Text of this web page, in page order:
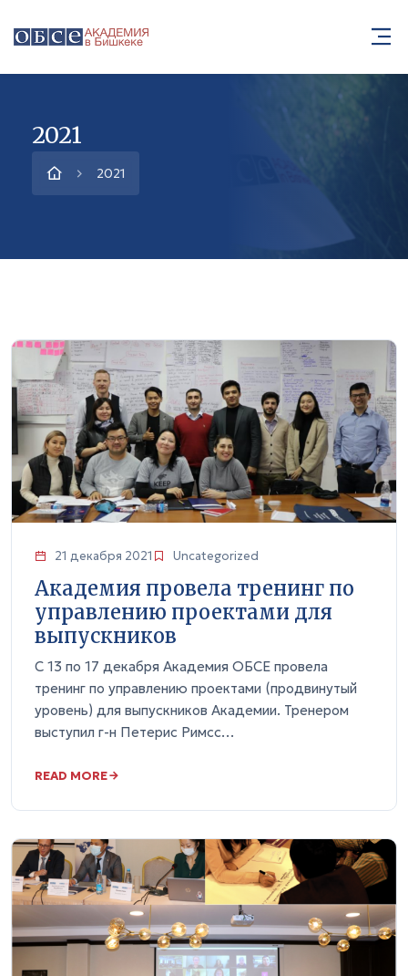
2021
2021
21 декабря 2021 Uncategorized
Академия провела тренинг по
управлению проектами для
выпускников
С 13 по 17 декабря Академия ОБСЕ провела
тренинг по управлению проектами (продвинутый
уровень) для выпускников Академии. Тренером
выступил г-н Петерис Римсс…
READ MORE